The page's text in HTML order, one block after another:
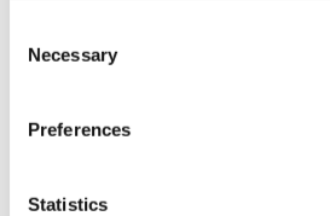
Selection
Necessary
Preferences
Statistics